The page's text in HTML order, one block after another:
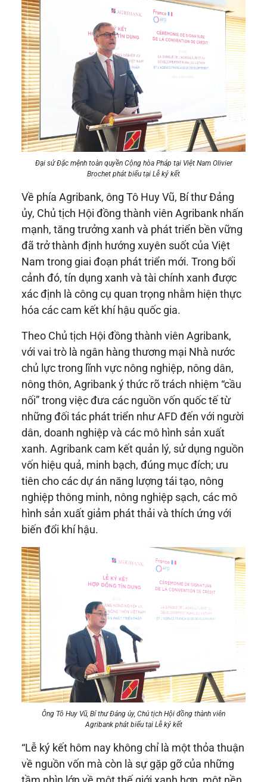
Đại sứ Đặc mệnh toàn quyền Cộng hòa Pháp tại Việt Nam Olivier
Brochet phát biểu tại Lễ ký kết
Về phía Agribank, ông Tô Huy Vũ, Bí thư Đảng
ủy, Chủ tịch Hội đồng thành viên Agribank nhấn
mạnh, tăng trưởng xanh và phát triển bền vững
đã trở thành định hướng xuyên suốt của Việt
Nam trong giai đoạn phát triển mới. Trong bối
cảnh đó, tín dụng xanh và tài chính xanh được
xác định là công cụ quan trọng nhằm hiện thực
hóa các cam kết khí hậu quốc gia.
Theo Chủ tịch Hội đồng thành viên Agribank,
với vai trò là ngân hàng thương mại Nhà nước
chủ lực trong lĩnh vực nông nghiệp, nông dân,
nông thôn, Agribank ý thức rõ trách nhiệm “cầu
nối” trong việc đưa các nguồn vốn quốc tế từ
những đối tác phát triển như AFD đến với người
dân, doanh nghiệp và các mô hình sản xuất
xanh. Agribank cam kết quản lý, sử dụng nguồn
vốn hiệu quả, minh bạch, đúng mục đích; ưu
tiên cho các dự án năng lượng tái tạo, nông
nghiệp thông minh, nông nghiệp sạch, các mô
hình sản xuất giảm phát thải và thích ứng với
biến đổi khí hậu.
Ông Tô Huy Vũ, Bí thư Đảng ủy, Chủ tịch Hội đồng thành viên
Agribank phát biểu tại Lễ ký kết
“Lễ ký kết hôm nay không chỉ là một thỏa thuận
về nguồn vốn mà còn là sự gặp gỡ của những